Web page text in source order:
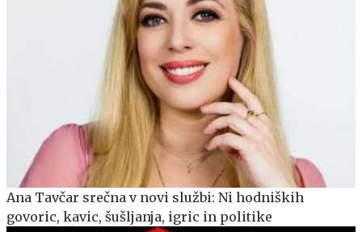
Ana Tavčar srečna v novi službi: Ni hodniških
govoric, kavic, šušljanja, igric in politike